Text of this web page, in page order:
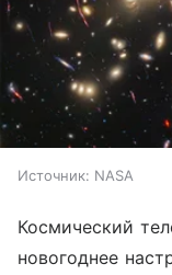
Источник: NASA
Космический
новогоднее